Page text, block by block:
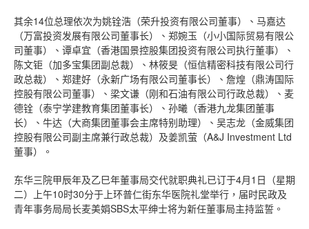
其余14位总理依次为姚铨浩（荣升投资有限公司董事）、马嘉达
（万富投资发展有限公司董事长）、郑婉玉（小小国际贸易有限公
司董事）、谭卓宜（香港国景控股集团投资有限公司执行董事）、
陈文钜（加多宝集团副总裁）、林筱旻（恒信精密科技有限公司行
政总裁）、郑建好（永新广场有限公司董事长）、詹煌（鼎涛国际
控股有限公司董事）、梁文谦（刚和石油有限公司行政总裁）、麦
德铨（泰宁学建教育集团董事长）、孙曦（香港九龙集团董事
长）、牛达（大商集团董事会主席特别助理）、吴志龙（金威集团
控股有限公司副主席兼行政总裁）及姜凯萤（A&J Investment Ltd
董事）。
东华三院甲辰年及乙巳年董事局交代就职典礼已订于4月1日（星期
二）上午10时30分于上环普仁街东华医院礼堂举行，届时民政及
青年事务局局长麦美娟SBS太平绅士将为新任董事局主持监誓。